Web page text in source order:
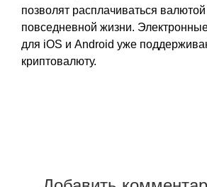
позволят расплачиваться
повседневной жизни.
для iOS и Android уже
криптовалюту.